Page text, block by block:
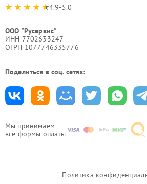
Мы принимаем
все формы оплаты
4.9-5.0
ООО "Русервис"
ИНН 7702633247
ОГРН 1077746335776
Поделиться в соц. сетях:
Политика